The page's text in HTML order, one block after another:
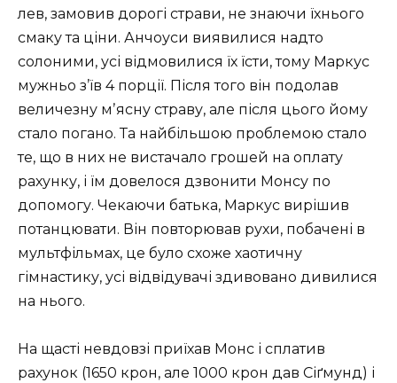
лев, замовив дорогі страви, не знаючи їхнього
смаку та ціни. Анчоуси виявилися надто
солоними, усі відмовилися їх їсти, тому Маркус
мужньо з’їв 4 порції. Після того він подолав
величезну мʼясну страву, але після цього йому
стало погано. Та найбільшою проблемою стало
те, що в них не вистачало грошей на оплату
рахунку, і їм довелося дзвонити Монсу по
допомогу. Чекаючи батька, Маркус вирішив
потанцювати. Він повторював рухи, побачені в
мультфільмах, це було схоже хаотичну
гімнастику, усі відвідувачі здивовано дивилися
на нього.
На щасті невдовзі приїхав Монс і сплатив
рахунок (1650 крон, але 1000 крон дав Сіґмунд) і